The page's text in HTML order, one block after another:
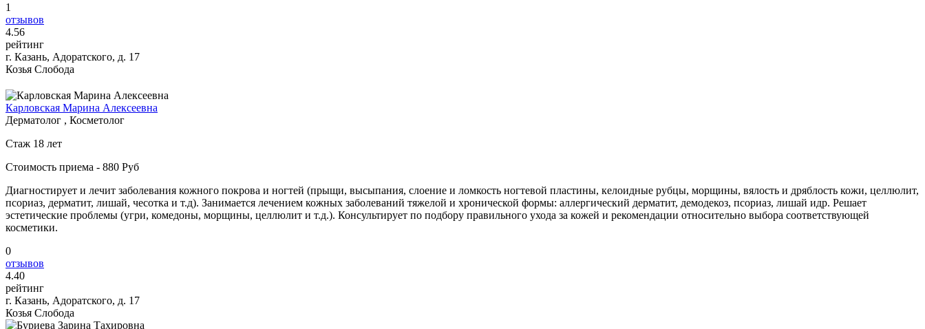
1
отзывов
4.56
рейтинг
г. Казань, Адоратского, д. 17
Козья Слобода
Карловская Марина Алексеевна
Дерматолог , Косметолог
Стаж 18 лет
Стоимость приема - 880 Руб
Диагностирует и лечит заболевания кожного покрова и ногтей (прыщи, высыпания, слоение и ломкость ногтевой пластины, келоидные рубцы, морщины, вялость и дряблость кожи, целлюлит,
псориаз, дерматит, лишай, чесотка и т.д). Занимается лечением кожных заболеваний тяжелой и хронической формы: аллергический дерматит, демодекоз, псориаз, лишай идр. Решает
эстетические проблемы (угри, комедоны, морщины, целлюлит и т.д.). Консультирует по подбору правильного ухода за кожей и рекомендации относительно выбора соответствующей
косметики.
0
отзывов
4.40
рейтинг
г. Казань, Адоратского, д. 17
Козья Слобода